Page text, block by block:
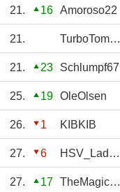
21. 16 Amoroso22
21. TurboTommy
21. 23 Schlumpf67
25. 19 OleOlsen
26. 1 KIBKIB
27. 6 HSV_Lady1952
27. 17 TheMagicEye